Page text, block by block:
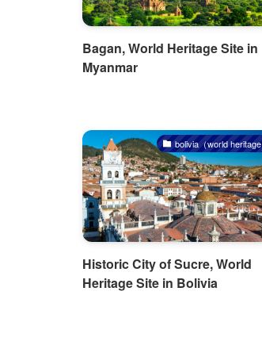
Bagan, World Heritage Site in
Myanmar
bolivia（world
Historic City of Sucre, World
Heritage Site in Bolivia